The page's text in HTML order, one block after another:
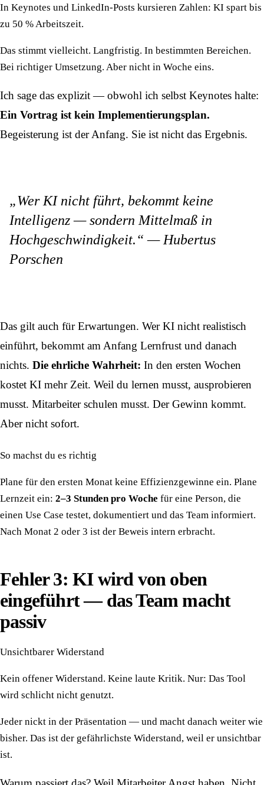
In Keynotes und LinkedIn-Posts kursieren Zahlen: KI spart bis
zu 50 % Arbeitszeit.
Das stimmt vielleicht. Langfristig. In bestimmten Bereichen.
Bei richtiger Umsetzung. Aber nicht in Woche eins.
Ich sage das explizit — obwohl ich selbst Keynotes halte:
Ein Vortrag ist kein Implementierungsplan.
Begeisterung ist der Anfang. Sie ist nicht das Ergebnis.
„Wer KI nicht führt, bekommt keine
Intelligenz — sondern Mittelmaß in
Hochgeschwindigkeit.“ — Hubertus
Porschen
Das gilt auch für Erwartungen. Wer KI nicht realistisch
einführt, bekommt am Anfang Lernfrust und danach
nichts. Die ehrliche Wahrheit: In den ersten Wochen
kostet KI mehr Zeit. Weil du lernen musst, ausprobieren
musst. Mitarbeiter schulen musst. Der Gewinn kommt.
Aber nicht sofort.
So machst du es richtig
Plane für den ersten Monat keine Effizienzgewinne ein. Plane
Lernzeit ein: 2–3 Stunden pro Woche für eine Person, die
einen Use Case testet, dokumentiert und das Team informiert.
Nach Monat 2 oder 3 ist der Beweis intern erbracht.
Fehler 3: KI wird von oben
eingeführt — das Team macht
passiv
Unsichtbarer Widerstand
Kein offener Widerstand. Keine laute Kritik. Nur: Das Tool
wird schlicht nicht genutzt.
Jeder nickt in der Präsentation — und macht danach weiter wie
bisher. Das ist der gefährlichste Widerstand, weil er unsichtbar
ist.